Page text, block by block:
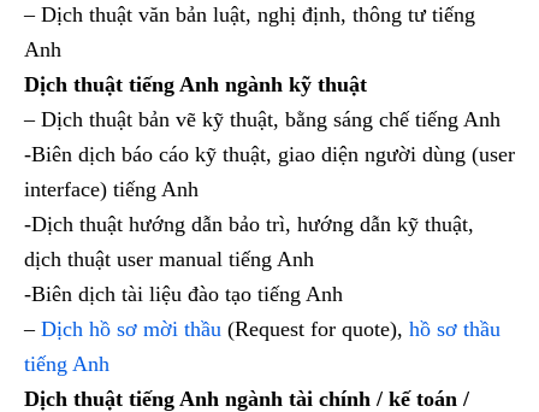
– Dịch thuật văn bản luật, nghị định, thông tư tiếng
Anh
Dịch thuật tiếng Anh ngành kỹ thuật
– Dịch thuật bản vẽ kỹ thuật, bằng sáng chế tiếng Anh
-Biên dịch báo cáo kỹ thuật, giao diện người dùng (user
interface) tiếng Anh
-Dịch thuật hướng dẫn bảo trì, hướng dẫn kỹ thuật,
dịch thuật user manual tiếng Anh
-Biên dịch tài liệu đào tạo tiếng Anh
– Dịch hồ sơ mời thầu (Request for quote), hồ sơ thầu
tiếng Anh
Dịch thuật tiếng Anh ngành tài chính / kế toán /